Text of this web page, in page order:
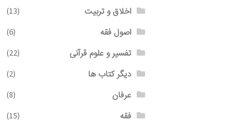
اخلاق و تربیت (13)
اصول فقه (6)
تفسیر و علوم قرآنی (22)
دیگر کتاب ها (2)
عرفان (8)
فقه (15)